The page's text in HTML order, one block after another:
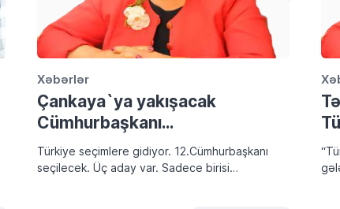
Xəbərlər
Çankaya`ya yakışacak
Cümhurbaşkanı…
Türkiye seçimlere gidiyor. 12.Cümhurbaşkanı
seçilecek. Üç aday var. Sadece birisi